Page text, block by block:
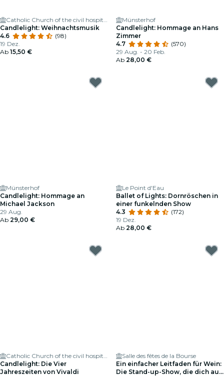
Catholic Church of the civil hospital
Candlelight: Weihnachtsmusik
4.6
(98)
19 Dez.
Ab 15,50 €
Münsterhof
Candlelight: Hommage an Hans
Zimmer
4.7
(570)
29 Aug. - 20 Feb.
Ab 28,00 €
Münsterhof
Candlelight: Hommage an
Michael Jackson
29 Aug.
Ab 29,00 €
Le Point d'Eau
Ballet of Lights: Dornröschen in
einer funkelnden Show
4.3
(172)
19 Dez.
Ab 28,00 €
Catholic Church of the civil hospital
Candlelight: Die Vier
Jahreszeiten von Vivaldi
Salle des fêtes de la Bourse
Ein einfacher Leitfaden für Wein:
Die Stand-up-Show, die dich auf